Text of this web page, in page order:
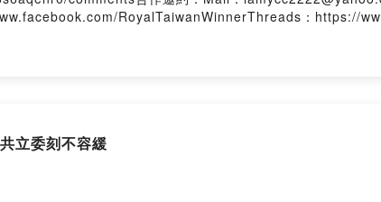
RoyalTaiwanWinnerThreads：https://
立委刻不容緩